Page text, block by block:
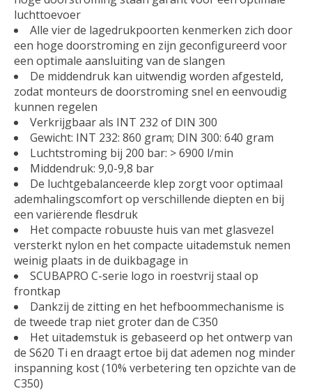
luchttoevoer
Alle vier de lagedrukpoorten kenmerken zich door
een hoge doorstroming en zijn geconfigureerd voor
een optimale aansluiting van de slangen
De middendruk kan uitwendig worden afgesteld,
zodat monteurs de doorstroming snel en eenvoudig
kunnen regelen
Verkrijgbaar als INT 232 of DIN 300
Gewicht: INT 232: 860 gram; DIN 300: 640 gram
Luchtstroming bij 200 bar: > 6900 l/min
Middendruk: 9,0-9,8 bar
De luchtgebalanceerde klep zorgt voor optimaal
ademhalingscomfort op verschillende diepten en bij
een variërende flesdruk
Het compacte robuuste huis van met glasvezel
versterkt nylon en het compacte uitademstuk nemen
weinig plaats in de duikbagage in
SCUBAPRO C-serie logo in roestvrij staal op
frontkap
Dankzij de zitting en het hefboommechanisme is
de tweede trap niet groter dan de C350
Het uitademstuk is gebaseerd op het ontwerp van
de S620 Ti en draagt ertoe bij dat ademen nog minder
inspanning kost (10% verbetering ten opzichte van de
C350)